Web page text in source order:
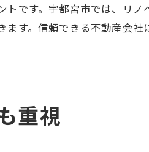
です。宇都宮市では、リ
す。信頼できる不動産会
重視